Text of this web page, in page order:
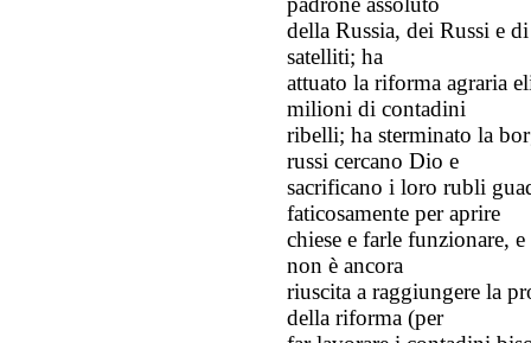
della Russia, dei Russi e
satelliti; ha
attuato la riforma agraria
milioni di contadini
ribelli; ha sterminato la
russi cercano Dio e
sacrificano i loro rubli
faticosamente per aprire
chiese e farle funzionare,
non è ancora
riuscita a raggiungere la
della riforma (per